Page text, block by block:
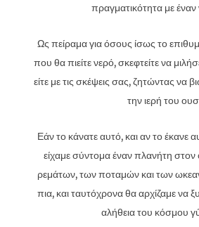
πραγματικότητα με
Ως πείραμα για όσους ίσως το
που θα πιείτε νερό, σκεφτείτε να
είτε με τις σκέψεις σας, ζητώντας να
την ιερή του
Εάν το κάνατε αυτό, και αν το
είχαμε σύντομα έναν πλανήτη
ρεμάτων, των ποταμών και των
πια, και ταυτόχρονα θα αρχίζαμε να
αλήθεια του κόσμου